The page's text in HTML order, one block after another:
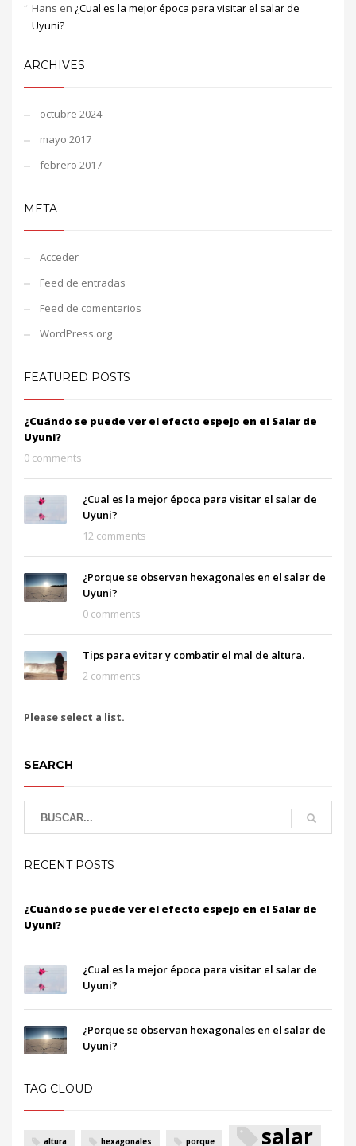
Hans en ¿Cual es la mejor época para visitar el salar de
Uyuni?
ARCHIVES
octubre 2024
mayo 2017
febrero 2017
META
Acceder
Feed de entradas
Feed de comentarios
WordPress.org
FEATURED POSTS
¿Cuándo se puede ver el efecto espejo en el Salar de
Uyuni?
0 comments
¿Cual es la mejor época para visitar el salar de
Uyuni?
12 comments
¿Porque se observan hexagonales en el salar de
Uyuni?
0 comments
Tips para evitar y combatir el mal de altura.
2 comments
Please select a list.
SEARCH
RECENT POSTS
¿Cuándo se puede ver el efecto espejo en el Salar de
Uyuni?
¿Cual es la mejor época para visitar el salar de
Uyuni?
¿Porque se observan hexagonales en el salar de
Uyuni?
TAG CLOUD
altura hexagonales porque salar